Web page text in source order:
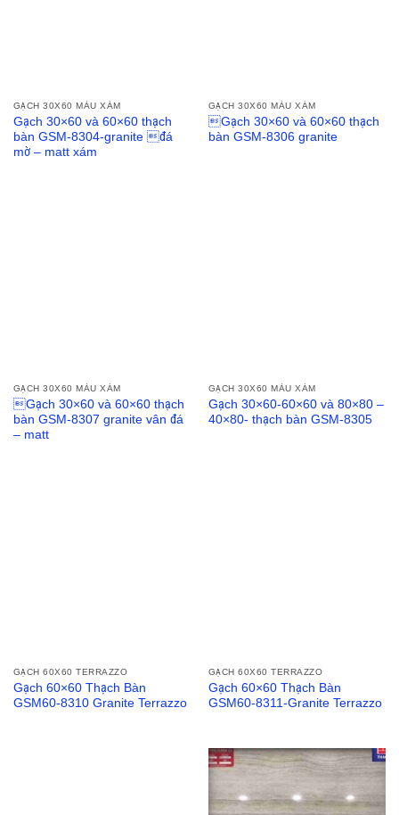
GẠCH 30X60 MÀU XÁM
Gạch 30×60 và 60×60 thạch
bàn GSM-8304-granite đá
mờ – matt xám
GẠCH 30X60 MÀU XÁM
Gạch 30×60 và 60×60 thạch
bàn GSM-8306 granite
GẠCH 30X60 MÀU XÁM
Gạch 30×60 và 60×60 thạch
bàn GSM-8307 granite vân đá
– matt
GẠCH 30X60 MÀU XÁM
Gạch 30×60-60×60 và 80×80 –
40×80- thạch bàn GSM-8305
GẠCH 60X60 TERRAZZO
Gạch 60×60 Thạch Bàn
GSM60-8310 Granite Terrazzo
GẠCH 60X60 TERRAZZO
Gạch 60×60 Thạch Bàn
GSM60-8311-Granite Terrazzo